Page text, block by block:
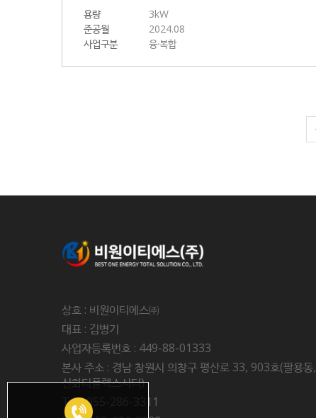
용량
3kW
준공월
2024.08
사업구분
융·복합
상호 : 비원이티에스㈜
대표 : 김병기
사업자등록번호 : 449-88-01333
본사 주소 : 경남 창원시 의창구 평산로 33, 903호(팔용동,
신화더플렉스시티)
Tel : 055-286-3311